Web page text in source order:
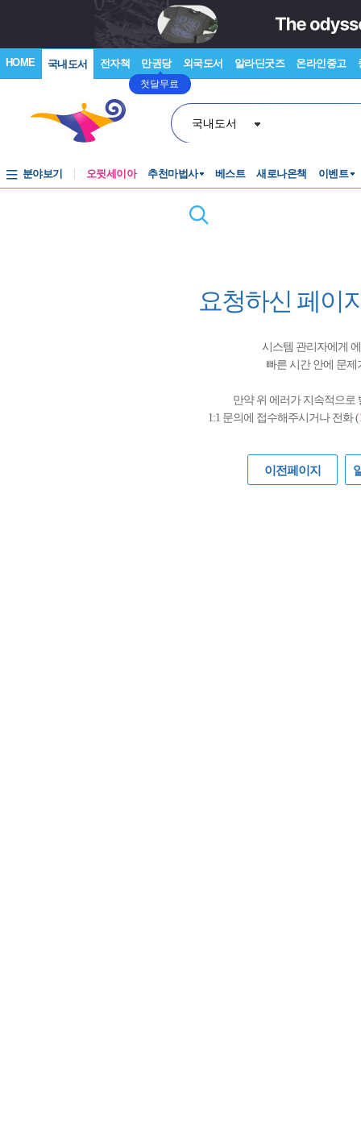
HOME 국내도서 전자책 만권당
첫달무료
외국도서 알라딘굿즈 온라인중고
국내도서
분야보기 오뒷세이아 추천마법사 베스트 새로나온책 이벤트
요청하신 페이
시스템 관리자에게
빠른 시간 안에 문
만약 위 에러가 지속적으로
1:1 문의에 접수해주시거나 전화 (
이전페이지